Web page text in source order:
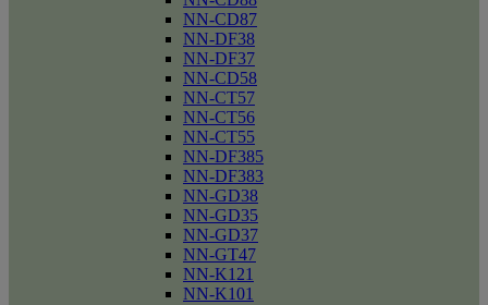
NN-CD87
NN-DF38
NN-DF37
NN-CD58
NN-CT57
NN-CT56
NN-CT55
NN-DF385
NN-DF383
NN-GD38
NN-GD35
NN-GD37
NN-GT47
NN-K121
NN-K101